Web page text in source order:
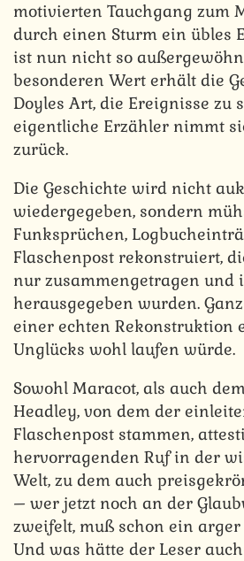
motivierten Tauchgang zum
durch einen Sturm ein übles
ist nun nicht so
besonderen Wert erhält die
Doyles Art, die Ereignisse zu
eigentliche Erzähler nimmt
zurück.
Die Geschichte wird nicht
wiedergegeben, sondern
Funksprüchen,
Flaschenpost rekonstruiert,
nur zusammengetragen und
herausgegeben wurden.
einer echten Rekonstruktion
Unglücks wohl laufen würde.
Sowohl Maracot, als auch
Headley, von dem der
Flaschenpost stammen,
hervorragenden Ruf in der
Welt, zu dem auch
– wer jetzt noch an der
zweifelt, muß schon ein
Und was hätte der Leser